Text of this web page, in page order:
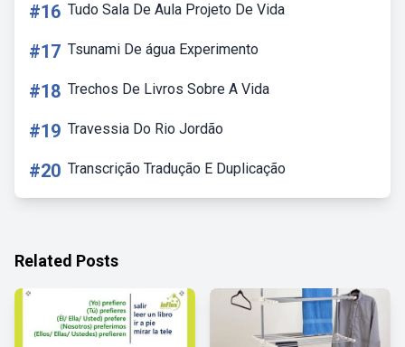
#16 Tudo Sala De Aula Projeto De Vida
#17 Tsunami De água Experimento
#18 Trechos De Livros Sobre A Vida
#19 Travessia Do Rio Jordão
#20 Transcrição Tradução E Duplicação
Related Posts